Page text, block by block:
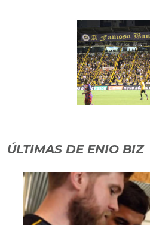
ÚLTIMAS DE ENIO BIZ